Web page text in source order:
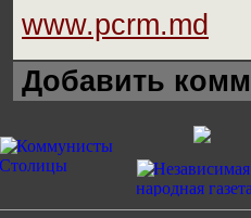
www.pcrm.md
Добавить